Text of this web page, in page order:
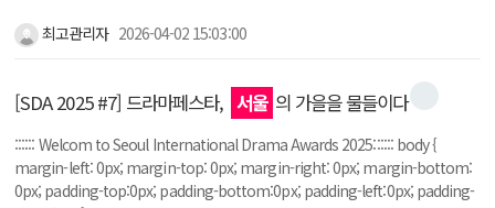
최고관리자 2026-04-02 15:03:00
[SDA 2025 #7] 드라마페스타, 서울 의 가을을 물들이다
:::::: Welcom to Seoul International Drama Awards 2025:::::: body {
margin-left: 0px; margin-top: 0px; margin-right: 0px; margin-bottom:
0px; padding-top:0px; padding-bottom:0px; padding-left:0px; padding-